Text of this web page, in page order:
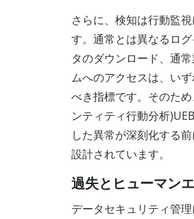
さらに、検知は行動監
す。通常とは異なるロ
タのダウンロード、通
ムへのアクセスは、い
べき指標です。そのた
ンティティ行動分析
した異常が深刻化する
設計されています。
過失とヒューマン
データセキュリティ管